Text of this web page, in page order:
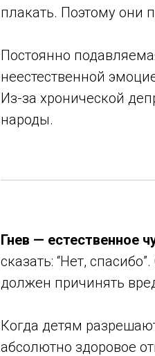
плакать. Поэтому они
Постоянно
неестественной
Из-за хронической
народы.
Гнев — естественное
сказать: “Нет,
должен причинять
Когда детям
абсолютно здоровое